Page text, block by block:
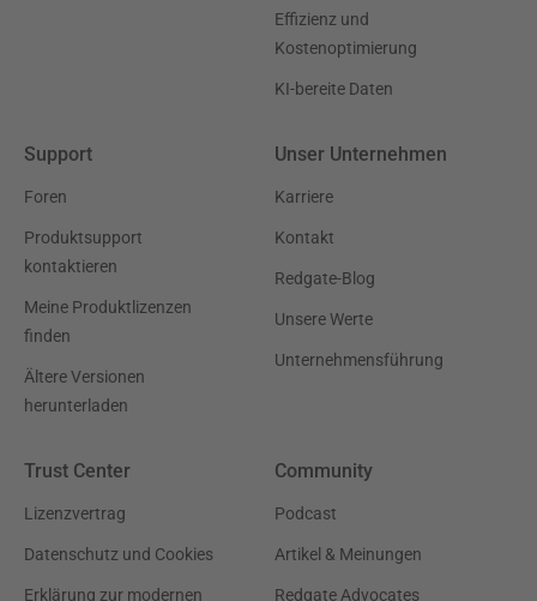
Effizienz und
Kostenoptimierung
KI-bereite Daten
Support
Foren
Produktsupport
kontaktieren
Meine Produktlizenzen
finden
Ältere Versionen
herunterladen
Unser Unternehmen
Karriere
Kontakt
Redgate-Blog
Unsere Werte
Unternehmensführung
Trust Center
Lizenzvertrag
Datenschutz und Cookies
Erklärung zur modernen
Community
Podcast
Artikel & Meinungen
Redgate Advocates